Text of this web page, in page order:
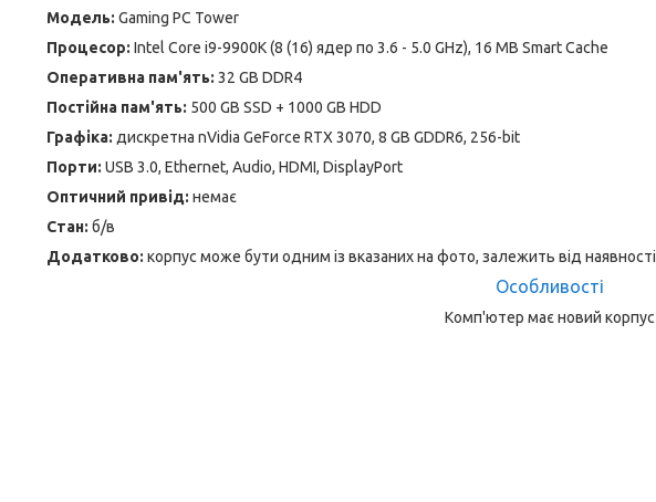
Модель: Gaming PC Tower
Процесор: Intel Core i9-9900K (8 (16) ядер по 3.6 - 5.0 GHz), 16 MB Smart Cache
Оперативна пам'ять: 32 GB DDR4
Постійна пам'ять: 500 GB SSD + 1000 GB HDD
Графіка: дискретна nVidia GeForce RTX 3070, 8 GB GDDR6, 256-bit
Порти: USB 3.0, Ethernet, Audio, HDMI, DisplayPort
Оптичний привід: немає
Стан: б/в
Додатково: корпус може бути одним із вказаних на фото, залежить від наявності
Особливості
Комп'ютер має новий корпус